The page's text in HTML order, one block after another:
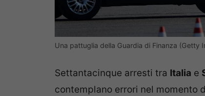
Una pattuglia della Guardia di Finanza (Getty
Settantacinque arresti tra Italia e
contemplano errori nel momento